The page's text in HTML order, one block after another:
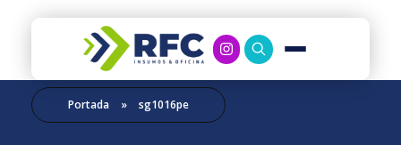
RFC Soluciones
Con 35 años de experiencia, RFC se especializa en muebles de oficina, soluciones tecnológicas y servicio técnico en Río Gallegos. Equipamos espacios de trabajo modernos y eficientes.
Portada » sg1016pe